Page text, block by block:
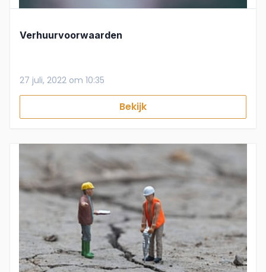
Verhuurvoorwaarden
27 juli, 2022 om 10:35
Bekijk